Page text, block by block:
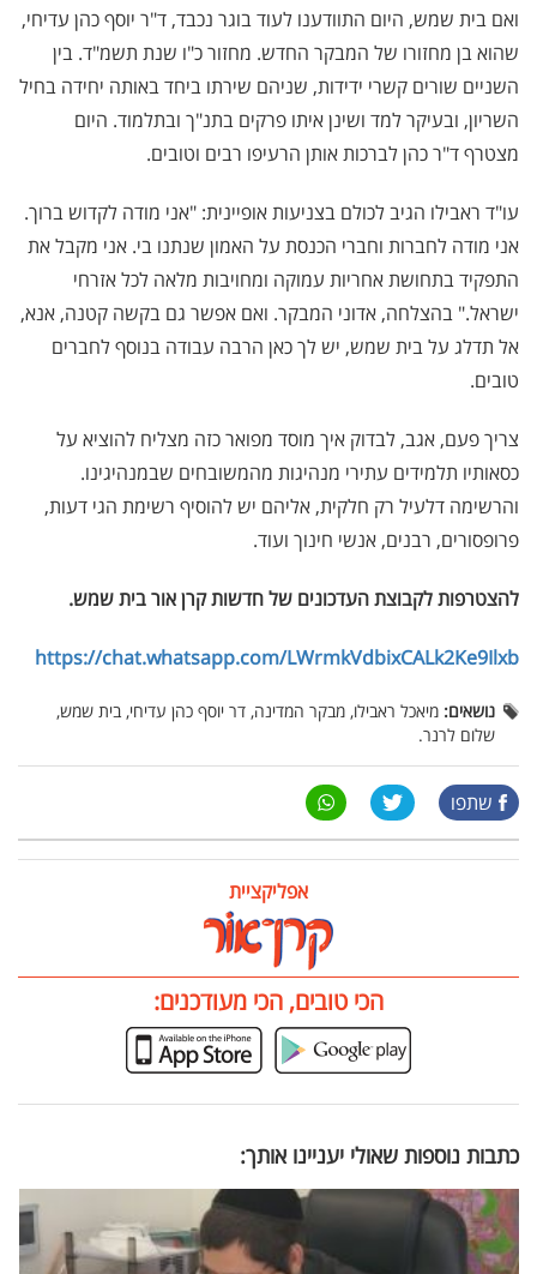
ואם בית שמש, היום התוודענו לעוד בוגר נכבד, ד"ר יוסף כהן עדיחי,
שהוא בן מחזורו של המבקר החדש. מחזור כ"ו שנת תשמ"ד. בין
השניים שורים קשרי ידידות, שניהם שירתו ביחד באותה יחידה בחיל
השריון, ובעיקר למד ושינן איתו פרקים בתנ"ך ובתלמוד. היום
מצטרף ד"ר כהן לברכות אותן הרעיפו רבים וטובים.
עו"ד ראבילו הגיב לכולם בצניעות אופיינית: "אני מודה לקדוש ברוך.
אני מודה לחברות וחברי הכנסת על האמון שנתנו בי. אני מקבל את
התפקיד בתחושת אחריות עמוקה ומחויבות מלאה לכל אזרחי
ישראל." בהצלחה, אדוני המבקר. ואם אפשר גם בקשה קטנה, אנא,
אל תדלג על בית שמש, יש לך כאן הרבה עבודה בנוסף לחברים
טובים.
צריך פעם, אגב, לבדוק איך מוסד מפואר כזה מצליח להוציא על
כסאותיו תלמידים עתירי מנהיגות מהמשובחים שבמנהיגינו.
והרשימה דלעיל רק חלקית, אליהם יש להוסיף רשימת הגי דעות,
פרופסורים, רבנים, אנשי חינוך ועוד.
להצטרפות לקבוצת העדכונים של חדשות קרן אור בית שמש.
https://chat.whatsapp.com/LWrmkVdbixCALk2Ke9Ilxb
נושאים: מיאכל ראבילו, מבקר המדינה, דר יוסף כהן עדיחי, בית שמש,
שלום לרנר.
שתפו
אפליקציית
הכי טובים, הכי מעודכנים:
כתבות נוספות שאולי יעניינו אותך: